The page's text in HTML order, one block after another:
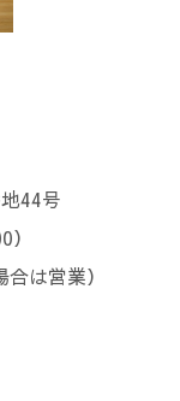
44号
は営業）